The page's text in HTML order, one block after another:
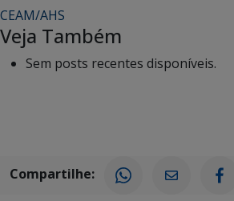
CEAM/AHS
Veja Também
Sem posts recentes disponíveis.
Compartilhe: